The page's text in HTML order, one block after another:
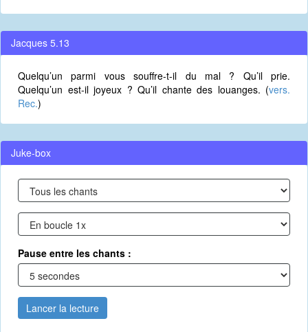
Jacques 5.13
Quelqu’un parmi vous souffre-t-il du mal ? Qu’il prie.
Quelqu’un est-il joyeux ? Qu’il chante des louanges. (vers.
Rec.)
Juke-box
Pause entre les chants :
Lancer la lecture